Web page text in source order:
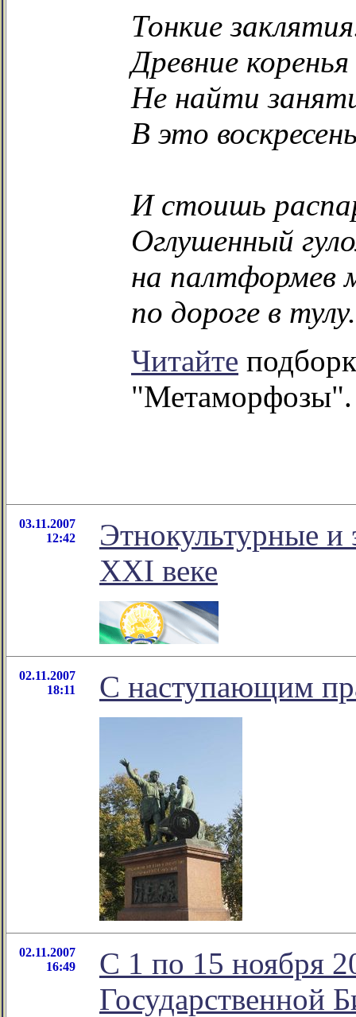
Тонкие
Древние коренья
Не найти
В это
И стоишь
Оглушенный
на палтформев
по дороге в
Читайте
"Метаморфозы".
03.11.2007
12:42
Этнокультурные и
ХХI веке
02.11.2007
18:11
С наступающим
02.11.2007
16:49
С 1 по 15 ноября
Государственной